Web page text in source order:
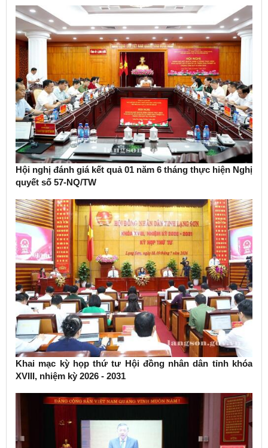
Hội nghị đánh giá kết quả 01 năm 6 tháng thực hiện Nghị
quyết số 57-NQ/TW
Khai mạc kỳ họp thứ tư Hội đồng nhân dân tỉnh khóa
XVIII, nhiệm kỳ 2026 - 2031